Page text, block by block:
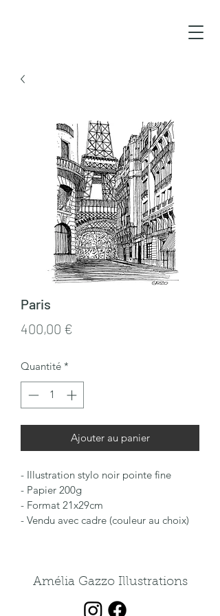
Paris
400,00 €
Quantité *
Ajouter au panier
- Illustration stylo noir pointe fine
- Papier 200g
- Format 21x29cm
- Vendu avec cadre (couleur au choix)
Amélia Gazzo Illustrations